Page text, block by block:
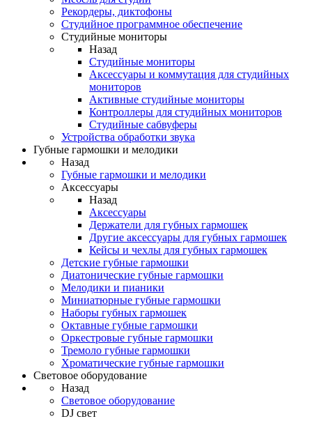
Рекордеры, диктофоны
Студийное программное обеспечение
Студийные мониторы
Назад
Студийные мониторы
Аксессуары и коммутация для студийных
мониторов
Активные студийные мониторы
Контроллеры для студийных мониторов
Студийные сабвуферы
Устройства обработки звука
Губные гармошки и мелодики
Назад
Губные гармошки и мелодики
Аксессуары
Назад
Аксессуары
Держатели для губных гармошек
Другие аксессуары для губных гармошек
Кейсы и чехлы для губных гармошек
Детские губные гармошки
Диатонические губные гармошки
Мелодики и пианики
Миниатюрные губные гармошки
Наборы губных гармошек
Октавные губные гармошки
Оркестровые губные гармошки
Тремоло губные гармошки
Хроматические губные гармошки
Световое оборудование
Назад
Световое оборудование
DJ свет